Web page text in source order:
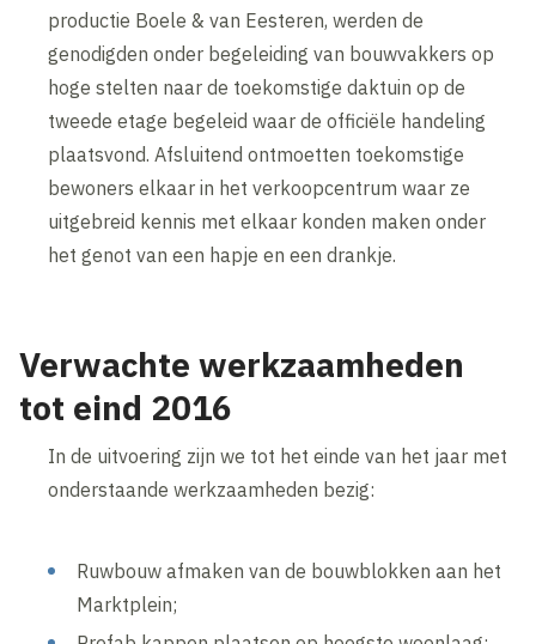
productie Boele & van Eesteren, werden de
genodigden onder begeleiding van bouwvakkers op
hoge stelten naar de toekomstige daktuin op de
tweede etage begeleid waar de officiële handeling
plaatsvond. Afsluitend ontmoetten toekomstige
bewoners elkaar in het verkoopcentrum waar ze
uitgebreid kennis met elkaar konden maken onder
het genot van een hapje en een drankje.
Verwachte werkzaamheden
tot eind 2016
In de uitvoering zijn we tot het einde van het jaar met
onderstaande werkzaamheden bezig:
Ruwbouw afmaken van de bouwblokken aan het
Marktplein;